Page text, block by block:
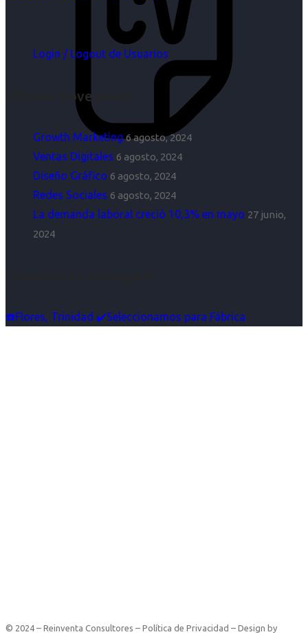
Login / Logout de Usuarios
Últimas Novedades
Growth Marketing 6 agosto, 2024
Ventas Digitales 6 agosto, 2024
Diseño Gráfico 6 agosto, 2024
Redes Sociales 6 agosto, 2024
La demanda laboral creció 10,3% en mayo 27 junio,
2024
☎️Flores, Trinidad ✔️Seleccionamos para Fábrica
© 2024 – Reinventa Consultores – Política de Privacidad – Design by